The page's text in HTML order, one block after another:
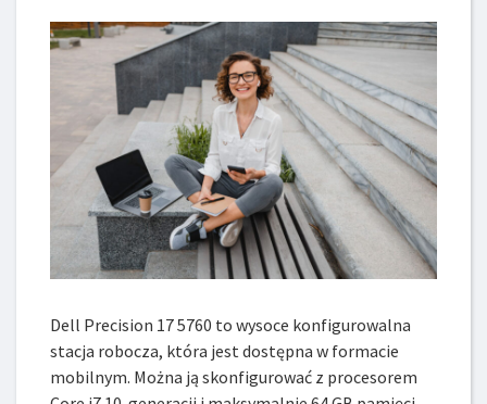
Dell Precision 17 5760 to wysoce konfigurowalna
stacja robocza, która jest dostępna w formacie
mobilnym. Można ją skonfigurować z procesorem